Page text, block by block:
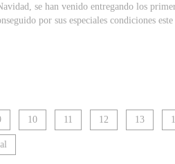
se han venido entregando los
por sus especiales condiciones
10 11 12 13